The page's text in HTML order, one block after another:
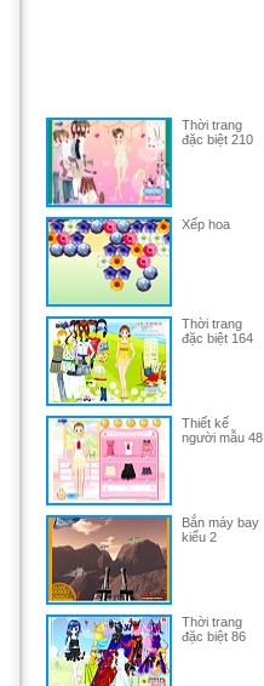
Thời trang
đặc biệt 210
Xếp hoa
Thời trang
đặc biệt 164
Thiết kế
người mẫu 48
Bắn máy bay
kiểu 2
Thời trang
đặc biệt 86